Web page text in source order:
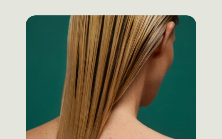
サブリミック正規販売店・2〜3問の簡単な問診に
お答えください。